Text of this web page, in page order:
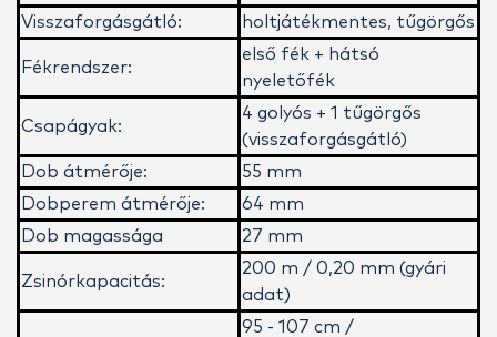
Visszaforgásgátló: holtjátékmentes, tűgörgős
Fékrendszer:
első fék + hátsó
nyeletőfék
Csapágyak:
4 golyós + 1 tűgörgős
(visszaforgásgátló)
Dob átmérője:
55 mm
Dobperem átmérője:
64 mm
Dob magassága
27 mm
Zsinórkapacitás:
200 m / 0,20 mm (gyári
adat)
95 - 107 cm /